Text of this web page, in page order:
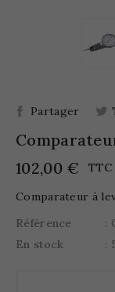
Partager
102,00 €
TTC
Comparateur à
Référence
:
En stock
: